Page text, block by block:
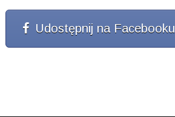
Udostępnij na Facebooku